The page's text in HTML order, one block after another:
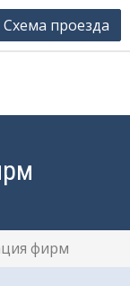
Схема проезда
фирм